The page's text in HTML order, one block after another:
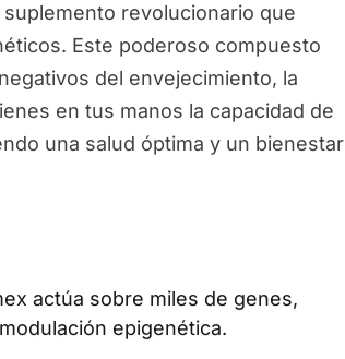
revolucionario que
Este poderoso compuesto
del envejecimiento, la
en tus manos la capacidad de
una salud óptima y un bienestar
actúa sobre miles de genes,
epigenética.